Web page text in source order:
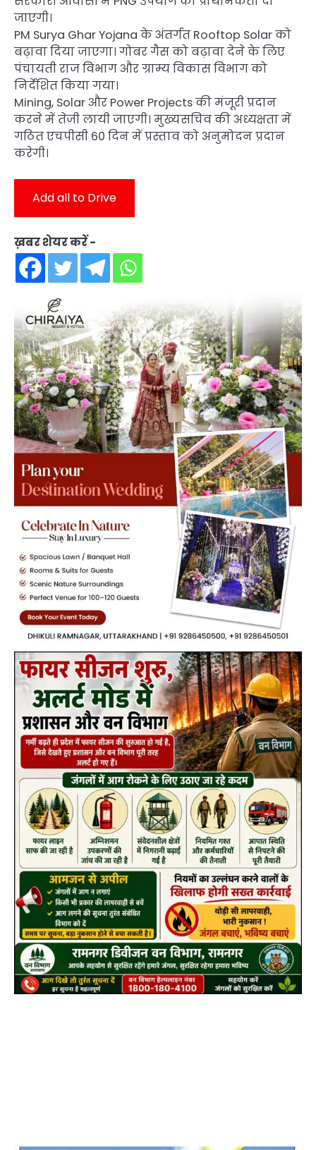
जाएगी।
PM Surya Ghar Yojana के अंतर्गत Rooftop Solar को
बढ़ावा दिया जाएगा। गोबर गैस को बढ़ावा देने के लिए
पंचायती राज विभाग और ग्राम्य विकास विभाग को
निर्देशित किया गया।
Mining, Solar और Power Projects की मंजूरी प्रदान
करने में तेजी लायी जाएगी। मुख्यसचिव की अध्यक्षता में
गठित एचपीसी 60 दिन में प्रस्ताव को अनुमोदन प्रदान
करेगी।
Add all to Drive
ख़बर शेयर करें -